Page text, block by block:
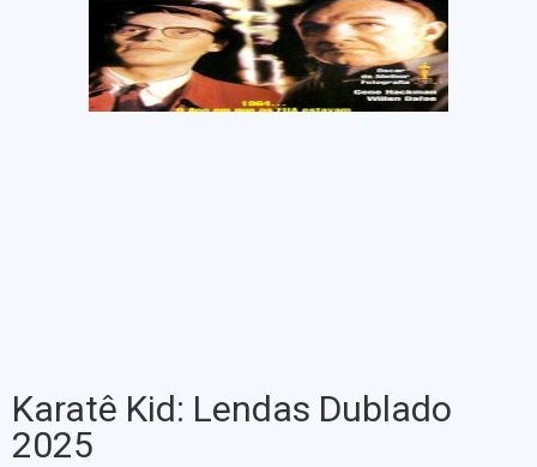
Karatê Kid: Lendas Dublado
2025